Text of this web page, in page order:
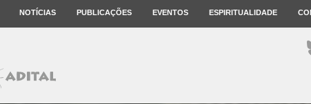
NOTÍCIAS PUBLICAÇÕES EVENTOS ESPIRITUALIDADE